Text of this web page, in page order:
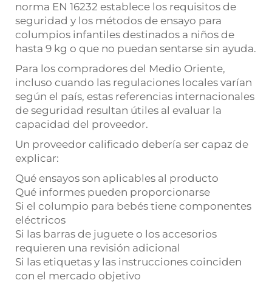
norma EN 16232 establece los requisitos de
seguridad y los métodos de ensayo para
columpios infantiles destinados a niños de
hasta 9 kg o que no puedan sentarse sin ayuda.
Para los compradores del Medio Oriente,
incluso cuando las regulaciones locales varían
según el país, estas referencias internacionales
de seguridad resultan útiles al evaluar la
capacidad del proveedor.
Un proveedor calificado debería ser capaz de
explicar:
Qué ensayos son aplicables al producto
Qué informes pueden proporcionarse
Si el columpio para bebés tiene componentes
eléctricos
Si las barras de juguete o los accesorios
requieren una revisión adicional
Si las etiquetas y las instrucciones coinciden
con el mercado objetivo